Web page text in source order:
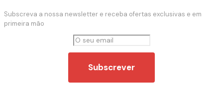
Subscreva a nossa newsletter e receba ofertas exclusivas e em
primeira mão